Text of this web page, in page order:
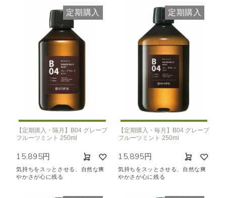
定期購入
【定期購入・隔月】B04 グレープ
フルーツミント 250ml
15,895円
気持ちをスッとさせる、自然な爽
やかさが心に残る
定期購入
【定期購入・毎月】B04 グレープ
フルーツミント 250ml
15,895円
気持ちをスッとさせる、自然な爽
やかさが心に残る